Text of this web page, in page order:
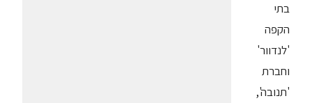
בתי
הקפה
'לנדוור'
וחברת
'תנובה',